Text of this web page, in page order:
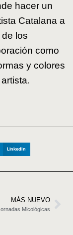
hacer un
Catalana a
los
como
y colores
.
LinkedIn
MÁS NUEVO
Micológicas